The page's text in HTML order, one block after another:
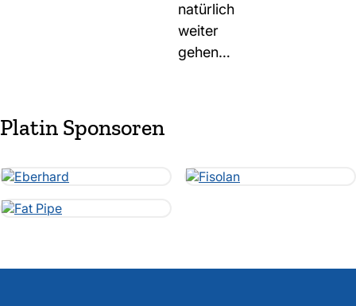
natürlich
weiter
gehen…
Platin Sponsoren